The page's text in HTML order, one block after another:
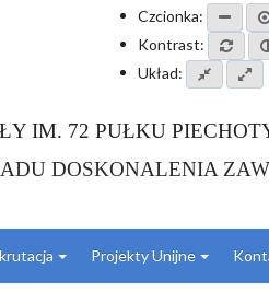
Czcionka:
Kontrast:
Układ:
IM. 72 PUŁKU
DOSKONALENIA
Projekty Unijne